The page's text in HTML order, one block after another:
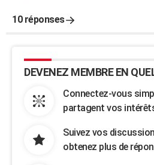
10 réponses
DEVENEZ MEMBRE EN
Connectez-vous
partagent vos
Suivez vos
obtenez plus de